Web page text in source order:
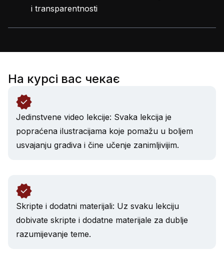
i transparentnosti
На курсі вас чекає
Jedinstvene video lekcije: Svaka lekcija je
popraćena ilustracijama koje pomažu u boljem
usvajanju gradiva i čine učenje zanimljivijim.
Skripte i dodatni materijali: Uz svaku lekciju
dobivate skripte i dodatne materijale za dublje
razumijevanje teme.